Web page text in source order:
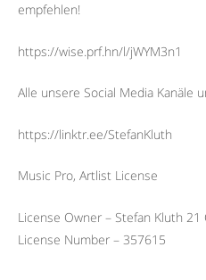
empfehlen!
https://wise.prf.hn/l/jWYM3n1
Alle unsere Social Media Kanäle
https://linktr.ee/StefanKluth
Music Pro, Artlist License
License Owner – Stefan Kluth
License Number – 357615